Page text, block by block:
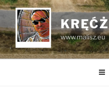
Przejdź
treści
www.malisz.eu